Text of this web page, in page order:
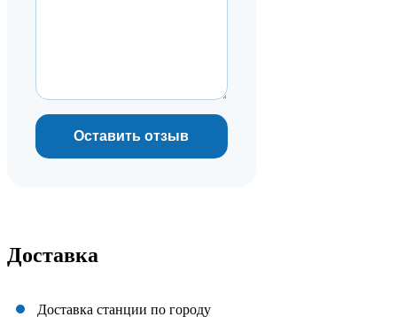
Оставить отзыв
Доставка
Доставка станции по городу